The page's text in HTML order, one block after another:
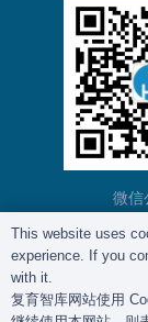
微信
This website uses
experience. If you
with it.
复育智库网站使用